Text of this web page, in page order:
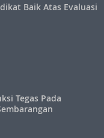
Baik Atas Evaluasi
Tegas Pada